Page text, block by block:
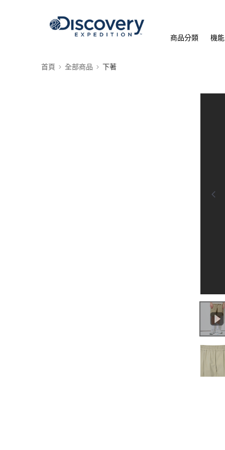
商品分類 機
首頁 全部商品 下著